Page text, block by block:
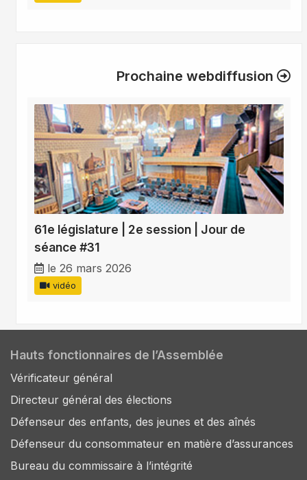
Prochaine webdiffusion
61e législature | 2e session | Jour de
séance #31
le 26 mars 2026
vidéo
Hauts fonctionnaires de l’Assemblée
Vérificateur général
Directeur général des élections
Défenseur des enfants, des jeunes et des aînés
Défenseur du consommateur en matière d’assurances
Bureau du commissaire à l’intégrité